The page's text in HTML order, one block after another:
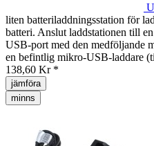
liten batteriladdningsstation för
batteri. Anslut laddstationen till
USB-port med den medföljande
en befintlig mikro-USB-laddare
138,60 Kr *
jämföra
minns